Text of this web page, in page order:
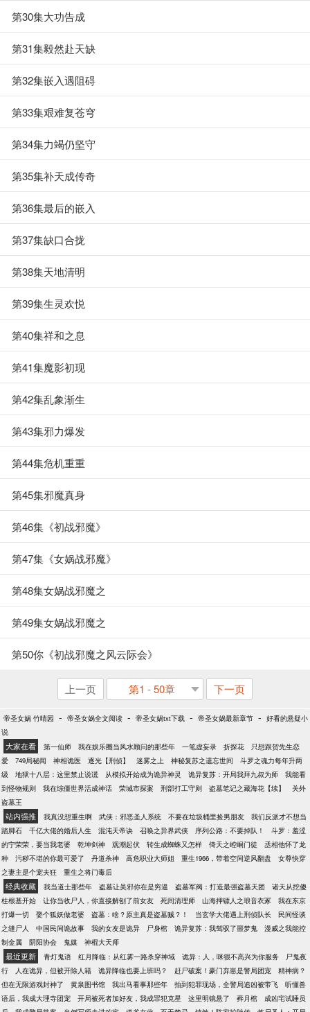
第30集大功告成
第31集毅然赴天缺
第32集嵌入遇阻碍
第33集艰难复苍穹
第34集力竭仍坚守
第35集补天成传奇
第36集最后的嵌入
第37集缺口合拢
第38集天地清明
第39集生灵欢悦
第40集祥和之息
第41集魔影初现
第42集乱象渐生
第43集邪力爆发
第44集危机重重
第45集邪魔真身
第46集《初战邪魔》
第47集《女娲战邪魔》
第48集女娲战邪魔之
第49集女娲战邪魔之
第50你《初战邪魔之风云际会》
上一页 第1 - 50章 下一页
帝圣女娲 竹晴园 - 帝圣女娲全文阅读 - 帝圣女娲txt下载 - 帝圣女娲最新章节 - 好看的悬疑小
说
大家在看 第一仙师 我在娱乐圈当风水顾问的那些年 一笔虚妄录 折探花
只想跟贺先生恋
爱
749局秘闻 神相诡医 逐光【刑侦】 迷雾之上 神秘复苏之遗忘世间
斗罗之魂力每年升两
级
地狱十八层：这里禁止说谎 从模拟开始成为诡异神灵 诡异复苏：开局我拜九叔为师
我能看
到怪物规则
我在综僵世界活成神话 荣城市探案 刑部打工守则 盗墓笔记之藏海花【续】
关外
盗墓王
站内强推 我真没想重生啊 武侠：邪恶圣人系统 不要在垃圾桶里捡男朋友
我们反派才不想当
踏脚石
千亿大佬的婚后人生 混沌天帝诀 召唤之异界武侠 序列公路：不要掉队！
斗罗：羞涩
的宁荣荣，要当我老婆
乾坤剑神 观潮起伏 转生成蜘蛛又怎样 倚天之崆峒门徒
丞相他怀了龙
种
污秽不堪的你最可爱了 丹道杀神 高危职业大师姐 重生1966，带着空间逆风翻盘
女尊快穿
之妻主是个宠夫狂
重生之将门毒后
经典收藏 我当道士那些年 盗墓让吴邪你在是穷逼 盗墓军阀：打造最强盗墓天团
诸天从挖傻
柱根基开始
让你当收尸人，你直接解刨了前女友 死间清理师 山海押镖人之琅音衣冢
我在东京
打爆一切
娶个狐妖做老婆 盗墓：啥？原主真是盗墓贼？！ 当玄学大佬遇上刑侦队长
民间怪谈
之缝尸人
中国民间诡故事 我的女友是诡异 尸身棺 诡异复苏：我驾驭了噩梦鬼
漫威之我能控
制金属
阴阳协会 鬼媒 神棍大天师
最近更新 青灯鬼语 红月降临：从红雾一路杀穿神域 诡异：人，咪很不高兴为你服务
尸鬼夜
行
人在诡异，但被开除人籍 诡异降临也要上班吗？ 赶尸破案！豪门弃崽是警局团宠
精神病？
但在无限游戏封神了
黄泉图书馆 我出马看事那些年 拍到犯罪现场，全警局追凶被带飞
听懂兽
语后，我成大理寺团宠
开局被死者加好友，我成罪犯克星 这里明镜悬了 葬月棺
成凶宅试睡员